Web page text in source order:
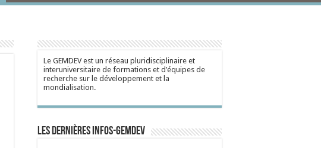
Le GEMDEV est un réseau pluridisciplinaire et
interuniversitaire de formations et d’équipes de
recherche sur le développement et la
mondialisation.
Les dernières Infos-Gemdev